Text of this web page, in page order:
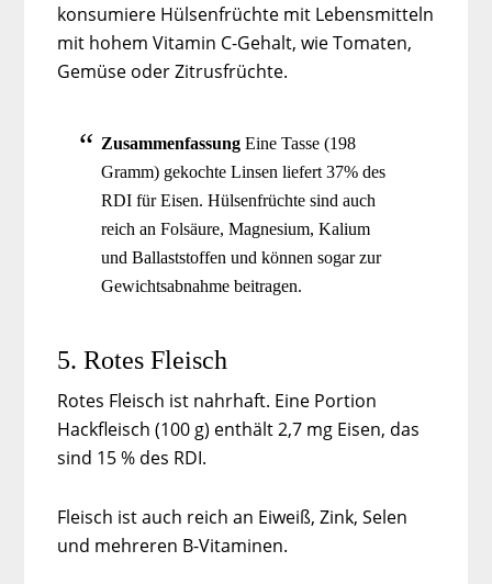
konsumiere Hülsenfrüchte mit Lebensmitteln
mit hohem Vitamin C-Gehalt, wie Tomaten,
Gemüse oder Zitrusfrüchte.
Zusammenfassung Eine Tasse (198
Gramm) gekochte Linsen liefert 37% des
RDI für Eisen. Hülsenfrüchte sind auch
reich an Folsäure, Magnesium, Kalium
und Ballaststoffen und können sogar zur
Gewichtsabnahme beitragen.
5. Rotes Fleisch
Rotes Fleisch ist nahrhaft. Eine Portion
Hackfleisch (100 g) enthält 2,7 mg Eisen, das
sind 15 % des RDI.
Fleisch ist auch reich an Eiweiß, Zink, Selen
und mehreren B-Vitaminen.